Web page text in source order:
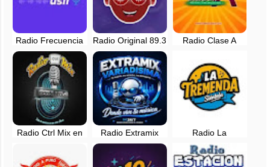
Radio Frecuencia
USIL en vivo -
Lima, Perú
Radio Original 89.3
FM en vivo - Asia,
Lima
Radio Clase A
Radio Ctrl Mix en
Radio Extramix
Variadisima en vivo
Radio La
Tremenda
¡Siéntela! en vivo -
Lima, Peru